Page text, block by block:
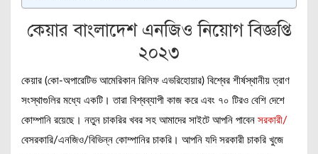
কেয়ার বাংলাদেশ এনজিও নিয়োগ বিজ্ঞপ্তি
২০২৩
কেয়ার (কো-অপারেটিভ আমেরিকান রিলিফ এভরিহোয়ার) বিশ্বের শীর্ষস্থানীয় ত্রাণ
সংস্থাগুলির মধ্যে একটি। তারা বিশ্বব্যাপী কাজ করে এবং ৭০ টিরও বেশি দেশে
কোম্পানি রয়েছে। নতুন চাকরির খবর সহ আমাদের সাইটে আপনি পাবেন সরকারী/
বেসরকারি/এনজিও/বিভিন্ন কোম্পানির চাকরি। আপনি যদি সরকারী চাকরি খুজে